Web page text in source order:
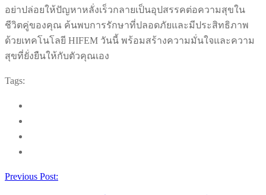
อย่าปล่อยให้ปัญหาหลั่งเร็วกลายเป็นอุปสรรคต่อความสุขใน
ชีวิตคู่ของคุณ ค้นพบการรักษาที่ปลอดภัยและมีประสิทธิภาพ
ด้วยเทคโนโลยี HIFEM วันนี้ พร้อมสร้างความมั่นใจและความ
สุขที่ยั่งยืนให้กับตัวคุณเอง
Tags:
Previous Post: